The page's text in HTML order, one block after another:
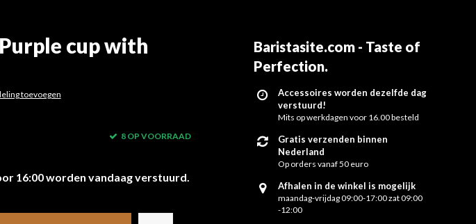
cup with
toevoegen
8 OP VOORRAAD
16:00 worden vandaag verstuurd.
Baristasite.com - Taste of
Perfection.
Accessoires worden dezelfde dag
verstuurd!
Mits op werkdagen voor 16.00 besteld
Gratis verzenden binnen
Nederland
Op orders vanaf 50 euro
Afhalen in de winkel is mogelijk
maandag-vrijdag 09:00-17:00 zat 09:00
-12:00